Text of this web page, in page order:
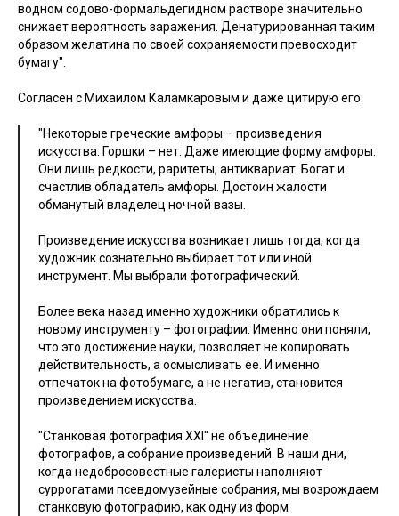
водном содово-формальдегидном растворе значительно
снижает вероятность заражения. Денатурированная таким
образом желатина по своей сохраняемости превосходит
бумагу".
Согласен с Михаилом Каламкаровым и даже цитирую его:
"Некоторые греческие амфоры – произведения
искусства. Горшки – нет. Даже имеющие форму амфоры.
Они лишь редкости, раритеты, антиквариат. Богат и
счастлив обладатель амфоры. Достоин жалости
обманутый владелец ночной вазы.
Произведение искусства возникает лишь тогда, когда
художник сознательно выбирает тот или иной
инструмент. Мы выбрали фотографический.
Более века назад именно художники обратились к
новому инструменту – фотографии. Именно они поняли,
что это достижение науки, позволяет не копировать
действительность, а осмысливать ее. И именно
отпечаток на фотобумаге, а не негатив, становится
произведением искусства.
"Станковая фотография ХХI" не объединение
фотографов, а собрание произведений. В наши дни,
когда недобросовестные галеристы наполняют
суррогатами псевдомузейные собрания, мы возрождаем
станковую фотографию, как одну из форм